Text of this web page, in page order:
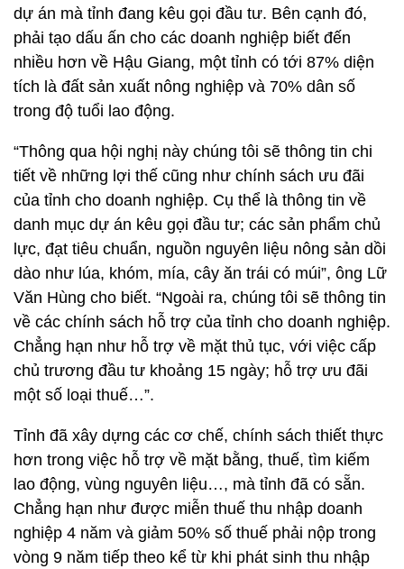
dự án mà tỉnh đang kêu gọi đầu tư. Bên cạnh đó,
phải tạo dấu ấn cho các doanh nghiệp biết đến
nhiều hơn về Hậu Giang, một tỉnh có tới 87% diện
tích là đất sản xuất nông nghiệp và 70% dân số
trong độ tuổi lao động.
“Thông qua hội nghị này chúng tôi sẽ thông tin chi
tiết về những lợi thế cũng như chính sách ưu đãi
của tỉnh cho doanh nghiệp. Cụ thể là thông tin về
danh mục dự án kêu gọi đầu tư; các sản phẩm chủ
lực, đạt tiêu chuẩn, nguồn nguyên liệu nông sản dồi
dào như lúa, khóm, mía, cây ăn trái có múi”, ông Lữ
Văn Hùng cho biết. “Ngoài ra, chúng tôi sẽ thông tin
về các chính sách hỗ trợ của tỉnh cho doanh nghiệp.
Chẳng hạn như hỗ trợ về mặt thủ tục, với việc cấp
chủ trương đầu tư khoảng 15 ngày; hỗ trợ ưu đãi
một số loại thuế…”.
Tỉnh đã xây dựng các cơ chế, chính sách thiết thực
hơn trong việc hỗ trợ về mặt bằng, thuế, tìm kiếm
lao động, vùng nguyên liệu…, mà tỉnh đã có sẵn.
Chẳng hạn như được miễn thuế thu nhập doanh
nghiệp 4 năm và giảm 50% số thuế phải nộp trong
vòng 9 năm tiếp theo kể từ khi phát sinh thu nhập